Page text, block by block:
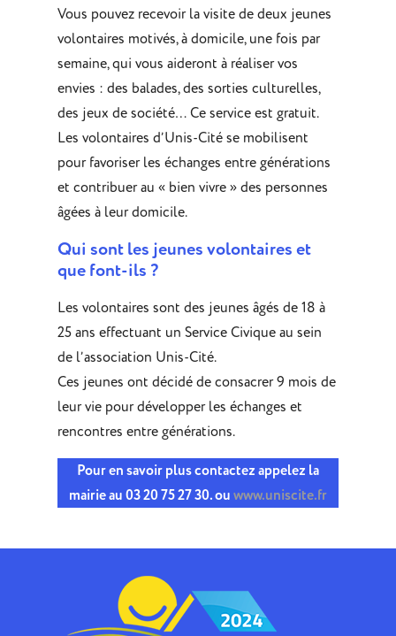
Vous pouvez recevoir la visite de deux jeunes
volontaires motivés, à domicile, une fois par
semaine, qui vous aideront à réaliser vos
envies : des balades, des sorties culturelles,
des jeux de société… Ce service est gratuit.
Les volontaires d’Unis-Cité se mobilisent
pour favoriser les échanges entre générations
et contribuer au « bien vivre » des personnes
âgées à leur domicile.
Qui sont les jeunes volontaires et
que font-ils ?
Les volontaires sont des jeunes âgés de 18 à
25 ans effectuant un Service Civique au sein
de l’association Unis-Cité.
Ces jeunes ont décidé de consacrer 9 mois de
leur vie pour développer les échanges et
rencontres entre générations.
Pour en savoir plus contactez appelez la
mairie au 03 20 75 27 30. ou www.uniscite.fr